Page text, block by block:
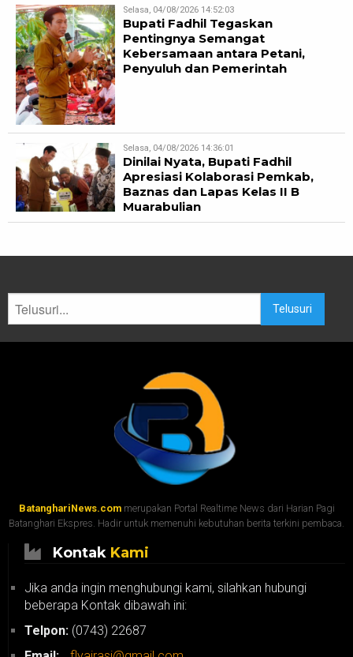
Selasa, 04/08/2026 14:52:03
Bupati Fadhil Tegaskan
Pentingnya Semangat
Kebersamaan antara Petani,
Penyuluh dan Pemerintah
Selasa, 04/08/2026 14:36:01
Dinilai Nyata, Bupati Fadhil
Apresiasi Kolaborasi Pemkab,
Baznas dan Lapas Kelas II B
Muarabulian
Telusuri
BatanghariNews.commerupakan Portal Realtime News dari Harian Pagi
Batanghari Ekspres. Hadir untuk memenuhi kebutuhan berita terkini pembaca.
Kontak Kami
Jika anda ingin menghubungi kami, silahkan hubungi
beberapa Kontak dibawah ini:
Telpon: (0743) 22687